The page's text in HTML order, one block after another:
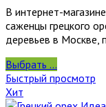
В интернет-
саженцы грецкого
деревьев в Москве,
Выбрать ...
Быстрый просмотр
Хит